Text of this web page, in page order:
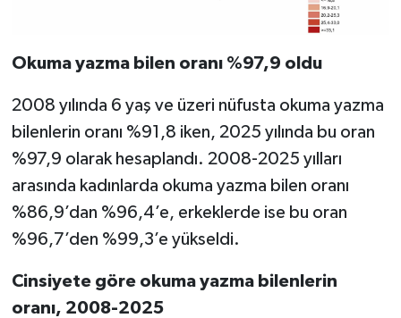
Okuma yazma bilen oranı %97,9 oldu
2008 yılında 6 yaş ve üzeri nüfusta okuma yazma
bilenlerin oranı %91,8 iken, 2025 yılında bu oran
%97,9 olarak hesaplandı. 2008-2025 yılları
arasında kadınlarda okuma yazma bilen oranı
%86,9’dan %96,4’e, erkeklerde ise bu oran
%96,7’den %99,3’e yükseldi.
Cinsiyete göre okuma yazma bilenlerin
oranı, 2008-2025